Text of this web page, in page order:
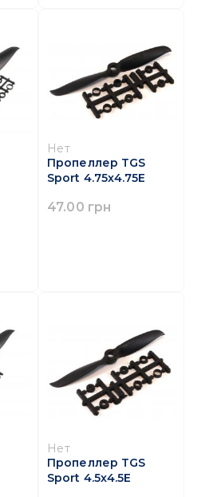
Нет
Пропеллер TGS
Sport 4.75x4.75E
47.00 грн
Нет
Пропеллер TGS
Sport 4.5x4.5Е